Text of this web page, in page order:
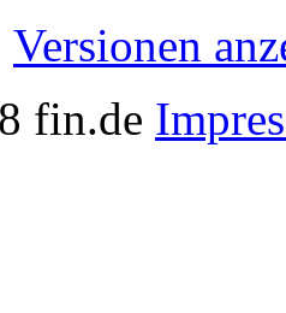
Versionen
fin.de